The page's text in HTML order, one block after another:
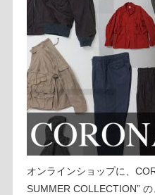
オンラインショップに、
SUMMER COLLECTION”